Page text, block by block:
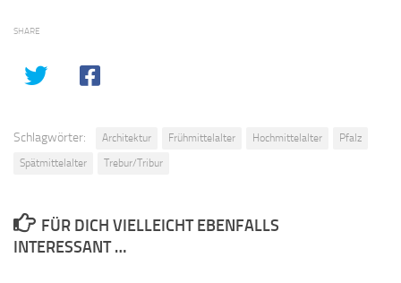
SHARE
Schlagwörter: Architektur Frühmittelalter Hochmittelalter
Pfalz
Spätmittelalter
Trebur/Tribur
FÜR DICH VIELLEICHT EBENFALLS
INTERESSANT …